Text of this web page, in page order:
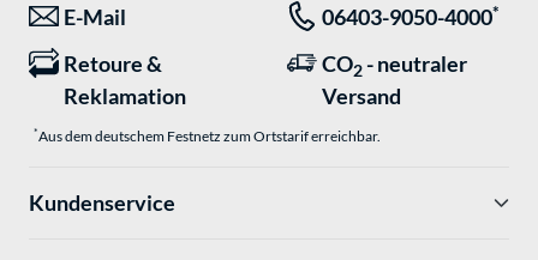
E-Mail 06403-9050-4000*
Retoure &
Reklamation
CO2 - neutraler
Versand
*Aus dem deutschem Festnetz zum Ortstarif erreichbar.
Kundenservice